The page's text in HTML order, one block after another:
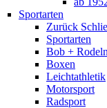
Sportarten
Zurück
Sportarten
Bob +
Boxen
Leichtathletik
Motorsport
Radsport